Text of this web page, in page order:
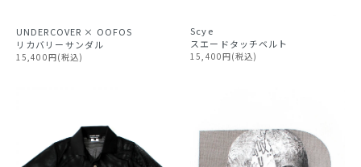
UNDERCOVER × OOFOS
リカバリーサンダル
15,400円(税込)
Scye
スエードタッチベルト
15,400円(税込)